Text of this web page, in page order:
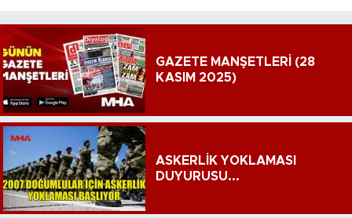
GAZETE MANŞETLERİ (28
KASIM 2025)
ASKERLİK YOKLAMASI
DUYURUSU...